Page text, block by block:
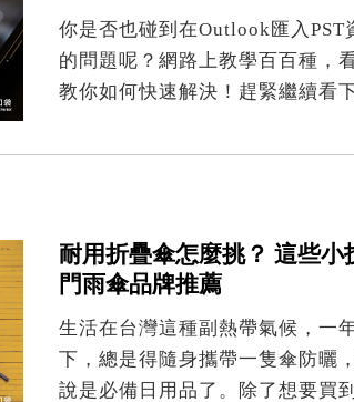
你是否也碰到在Outlook匯入
的問題呢？網路上教學百百種，
教你如何快速解決！趕緊繼續看
耐用折疊傘怎麼挑？ 這些
門雨傘品牌推薦
生活在台灣這種副熱帶氣候，一
下，總是得隨身攜帶一隻傘防曬
說是必備日用品了。除了想要買